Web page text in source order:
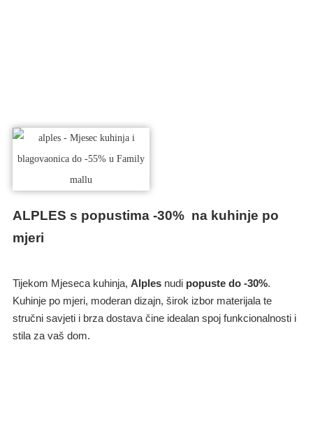
ALPLES s popustima -30% na kuhinje po
mjeri
Tijekom Mjeseca kuhinja, Alples nudi popuste do -30%.
Kuhinje po mjeri, moderan dizajn, širok izbor materijala te
stručni savjeti i brza dostava čine idealan spoj funkcionalnosti i
stila za vaš dom.